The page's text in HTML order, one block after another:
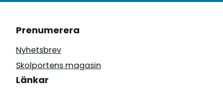
Prenumerera
Nyhetsbrev
Skolportens magasin
Länkar